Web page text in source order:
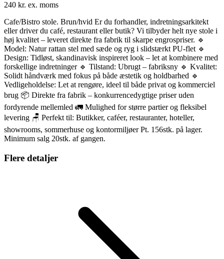
240 kr. ex. moms
Cafe/Bistro stole. Brun/hvid Er du forhandler, indretningsarkitekt
eller driver du café, restaurant eller butik? Vi tilbyder helt nye stole i
høj kvalitet – leveret direkte fra fabrik til skarpe engrospriser. 🔹
Model: Natur rattan stel med sæde og ryg i slidstærkt PU-flet 🔹
Design: Tidløst, skandinavisk inspireret look – let at kombinere med
forskellige indretninger 🔹 Tilstand: Ubrugt – fabriksny 🔹 Kvalitet:
Solidt håndværk med fokus på både æstetik og holdbarhed 🔹
Vedligeholdelse: Let at rengøre, ideel til både privat og kommerciel
brug 📦 Direkte fra fabrik – konkurrencedygtige priser uden
fordyrende mellemled 🚛 Mulighed for større partier og fleksibel
levering 🪑 Perfekt til: Butikker, caféer, restauranter, hoteller,
showrooms, sommerhuse og kontormiljøer Pt. 156stk. på lager.
Minimum salg 20stk. af gangen.
Flere detaljer